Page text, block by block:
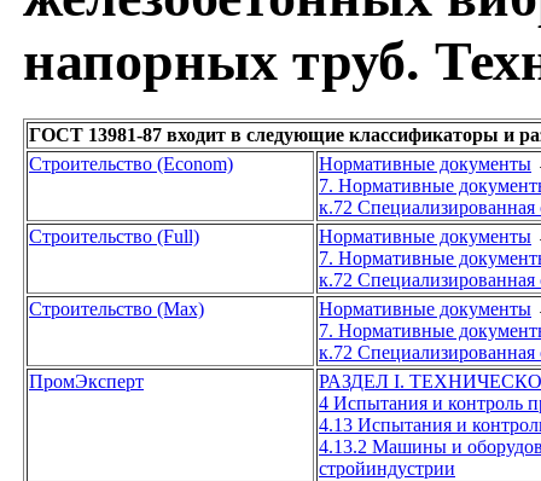
напорных труб.
ГОСТ 13981-87 входит в следующие классификаторы и
Строительство (Econom)
Нормативные документы
7. Нормативные
к.72 Специализированная
Строительство (Full)
Нормативные документы
7. Нормативные
к.72 Специализированная
Строительство (Max)
Нормативные документы
7. Нормативные
к.72 Специализированная
ПромЭксперт
РАЗДЕЛ I.
4 Испытания и контроль
4.13 Испытания и
4.13.2 Машины и
стройиндустрии